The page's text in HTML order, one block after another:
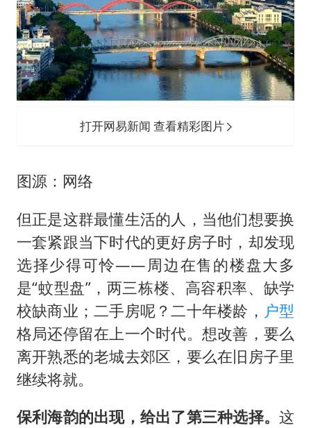
打开网易新闻 查看精彩图片
图源：网络
但正是这群最懂生活的人，当他们想要换
一套紧跟当下时代的更好房子时，却发现
选择少得可怜——周边在售的楼盘大多
是“蚊型盘”，两三栋楼、高容积率、缺学
校缺商业；二手房呢？二十年楼龄， 户型
格局还停留在上一个时代。想改善，要么
离开熟悉的老城去郊区，要么在旧房子里
继续将就。
保利海韵的出现，给出了第三种选择。这